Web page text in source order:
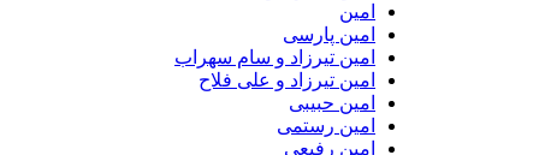
امین
امین پارسی
امین تیرزاد و سام سهراب
امین تیرزاد و علی فلاح
امین حبیبی
امین رستمی
امین رفیعی